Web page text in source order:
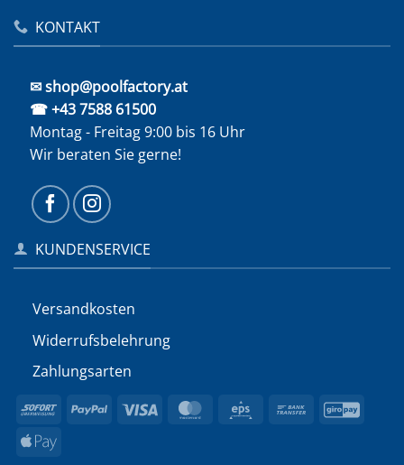
KONTAKT
✉ shop@poolfactory.at
☎ +43 7588 61500
Montag - Freitag 9:00 bis 16 Uhr
Wir beraten Sie gerne!
KUNDENSERVICE
Versandkosten
Widerrufs­belehrung
Zahlungsarten
Sofort PayPal Visa MasterCard
Eps
Bank
Apple